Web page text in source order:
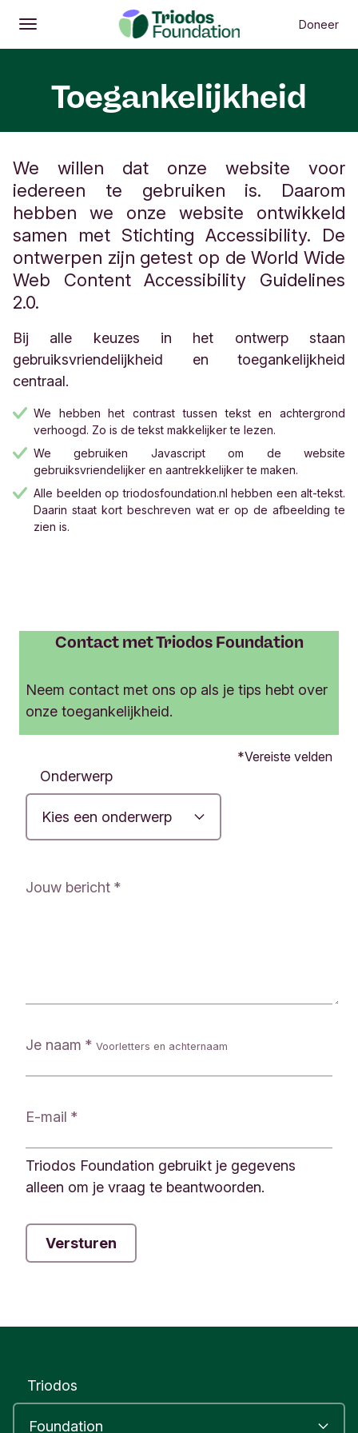
Openen
Hoofdmenu Doneer
Toegankelijkheid
We willen dat onze website voor
iedereen te gebruiken is. Daarom
hebben we onze website ontwikkeld
samen met Stichting Accessibility. De
ontwerpen zijn getest op de World Wide
Web Content Accessibility Guidelines
2.0.
Bij alle keuzes in het ontwerp staan
gebruiksvriendelijkheid en toegankelijkheid
centraal.
We hebben het contrast tussen tekst en achtergrond
verhoogd. Zo is de tekst makkelijker te lezen.
We gebruiken Javascript om de website
gebruiksvriendelijker en aantrekkelijker te maken.
Alle beelden op triodosfoundation.nl hebben een alt-tekst.
Daarin staat kort beschreven wat er op de afbeelding te
zien is.
Contact met Triodos Foundation
Neem contact met ons op als je tips hebt over
onze toegankelijkheid.
e
a
r
l
i
Vereiste velden
Onderwerp
Jouw bericht
Je naam Voorletters en achternaam
E-mail
Triodos Foundation gebruikt je gegevens
alleen om je vraag te beantwoorden.
Triodos